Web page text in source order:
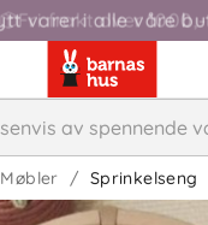
Fri frakt over 1000,-
Møbler Sprinkelseng